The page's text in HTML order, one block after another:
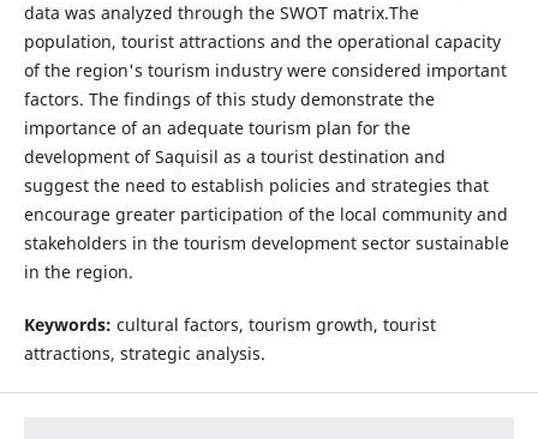
data was analyzed through the SWOT matrix.The
population, tourist attractions and the operational capacity
of the region's tourism industry were considered important
factors. The findings of this study demonstrate the
importance of an adequate tourism plan for the
development of Saquisil as a tourist destination and
suggest the need to establish policies and strategies that
encourage greater participation of the local community and
stakeholders in the tourism development sector sustainable
in the region.
Keywords: cultural factors, tourism growth, tourist
attractions, strategic analysis.